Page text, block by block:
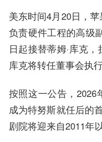
美东时间4月20日，
负责硬件工程的高级
日起接替蒂姆·库克
库克将转任董事会执行
按照这一公告，2026
成为特努斯就任后的
剧院将迎来自2011年